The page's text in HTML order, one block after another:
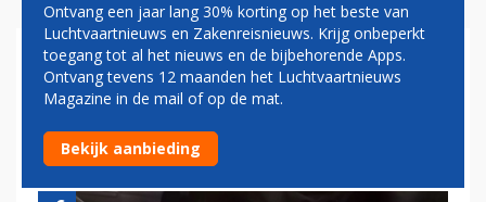
BREITLING KOMT MET NIEUW
ONTWORPEN AVENGER-
COLLECTIE
Ontvang een jaar lang 30% korting op het beste van
Luchtvaartnieuws en Zakenreisnieuws. Krijg onbeperkt
toegang tot al het nieuws en de bijbehorende Apps.
Ontvang tevens 12 maanden het Luchtvaartnieuws
Magazine in de mail of op de mat.
Bekijk aanbieding